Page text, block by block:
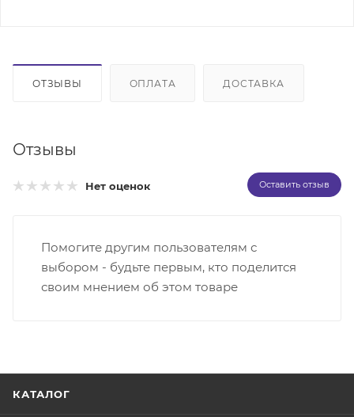
ОТЗЫВЫ ОПЛАТА ДОСТАВКА
Отзывы
Нет оценок Оставить отзыв
Помогите другим пользователям с
выбором - будьте первым, кто поделится
своим мнением об этом товаре
КАТАЛОГ